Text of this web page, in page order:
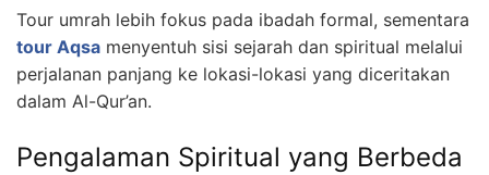
Tour umrah lebih fokus pada ibadah formal, sementara
tour Aqsa menyentuh sisi sejarah dan spiritual melalui
perjalanan panjang ke lokasi-lokasi yang diceritakan
dalam Al-Qur’an.
Pengalaman Spiritual yang Berbeda